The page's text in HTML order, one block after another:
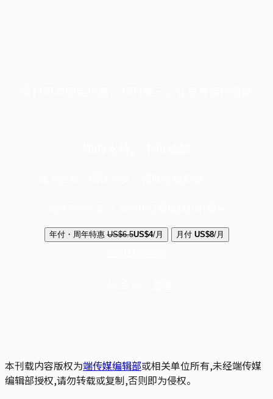
年付・周年特惠 US$6.5US$4/月 月付 US$8/月
本刊载内容版权为端传媒编辑部或相关单位所有,未经端传媒
编辑部授权,请勿转载或复制,否则即为侵权。